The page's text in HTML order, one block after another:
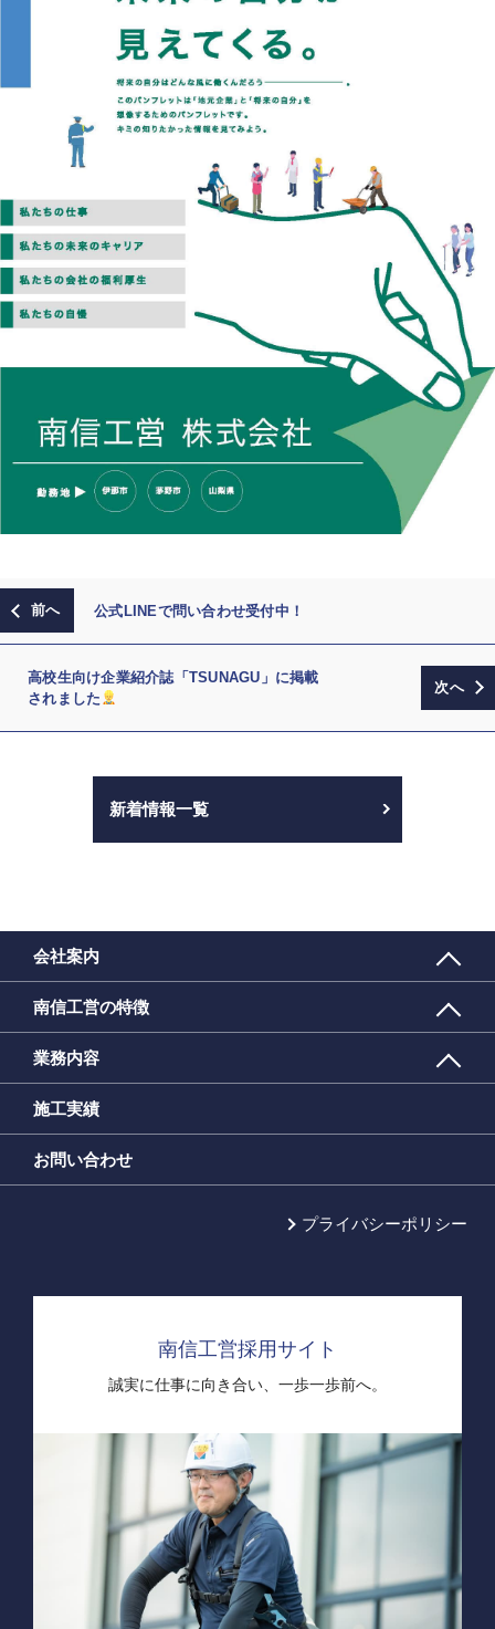
公式LINEで問い合わせ受付中！
高校生向け企業紹介誌「TSUNAGU」に掲載
されました
新着情報一覧
会社案内
南信工営の特徴
業務内容
施工実績
お問い合わせ
プライバシーポリシー
南信工営採用サイト
誠実に仕事に向き合い、 一歩一歩前へ。